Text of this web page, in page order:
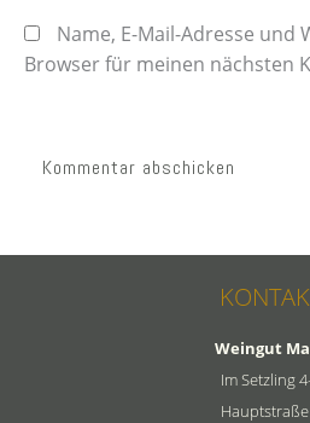
Name, E-Mail-Adresse und
Browser für meinen nächsten
Weingut
Im Setzling